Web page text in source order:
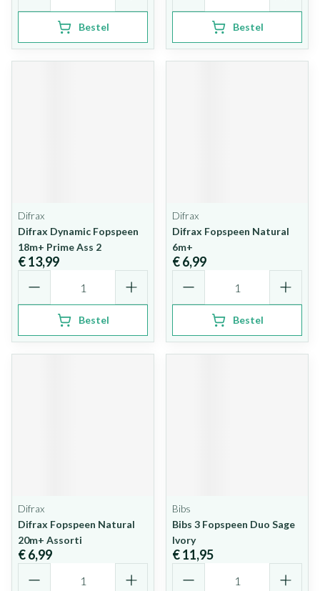
Bestel Bestel
Difrax
Difrax Dynamic Fopspeen
18m+ Prime Ass 2
€ 13,99
Bestel
Difrax
Difrax Fopspeen Natural
6m+
€ 6,99
Bestel
Difrax
Difrax Fopspeen Natural
20m+ Assorti
€ 6,99
Bibs
Bibs 3 Fopspeen Duo Sage
Ivory
€ 11,95